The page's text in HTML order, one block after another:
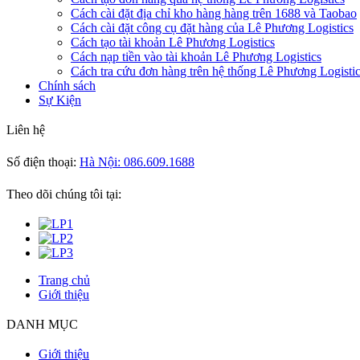
Cách cài đặt địa chỉ kho hàng hàng trên 1688 và Taobao
Cách cài đặt công cụ đặt hàng của Lê Phương Logistics
Cách tạo tài khoản Lê Phương Logistics
Cách nạp tiền vào tài khoản Lê Phương Logistics
Cách tra cứu đơn hàng trên hệ thống Lê Phương
Chính sách
Sự Kiện
Liên hệ
Số điện thoại: Hà Nội: 086.609.1688
Theo dõi chúng tôi tại:
Trang chủ
Giới thiệu
DANH MỤC
Giới thiệu